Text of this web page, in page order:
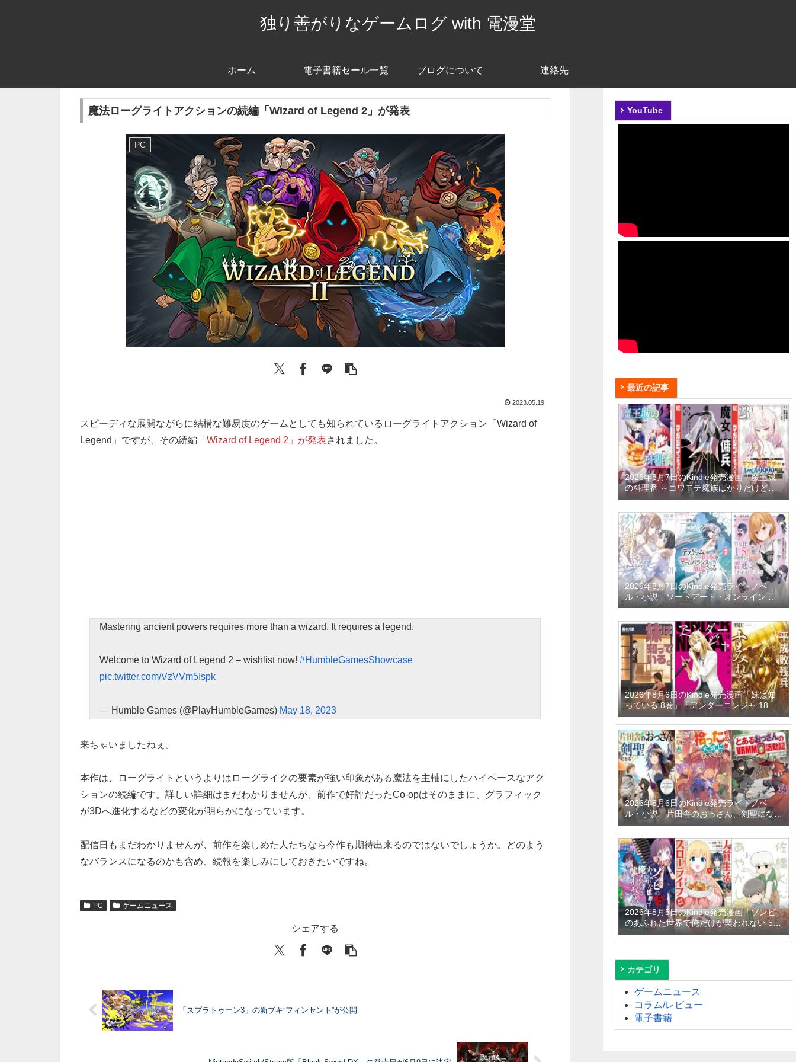
独り善がりなゲームログ with 電漫堂
ホーム 電子書籍セール一覧 ブログについて 連絡先
魔法ローグライトアクションの続編「Wizard of Legend 2」が発表
PC
2023.05.19
スピーディな展開ながらに結構な難易度のゲームとしても知られているローグライトアクション「Wizard of
Legend」ですが、その続編 「Wizard of Legend 2」が発表されました。
Mastering ancient powers requires more than a wizard. It requires a legend.
Welcome to Wizard of Legend 2 – wishlist now! #HumbleGamesShowcase
pic.twitter.com/VzVVm5Ispk
— Humble Games (@PlayHumbleGames) May 18, 2023
来ちゃいましたねぇ。
本作は、ローグライトというよりはローグライクの要素が強い印象がある魔法を主軸にしたハイペースなアク
ションの続編です。詳しい詳細はまだわかりませんが、前作で好評だったCo-opはそのままに、グラフィック
が3Dへ進化するなどの変化が明らかになっています。
配信日もまだわかりませんが、前作を楽しめた人たちなら今作も期待出来るのではないでしょうか。どのよう
なバランスになるのかも含め、続報を楽しみにしておきたいですね。
PC ゲームニュース
シェアする
「スプラトゥーン3」の新ブキ”フィンセント”が公開
YouTube
最近の記事
2026年8月7日のKindle発売漫画「魔王城
の料理番 ～コワモテ魔族ばかりだけど、
ホワイトな職場です～ 6巻」「魔女と傭兵
9巻」「信じていた仲間達にダンジョン奥
地で殺されかけたがギフト『無限ガチャ』
でレベル9999の仲間達を手に入れて元パ
ーティーメンバーと世界に復讐＆『ざま
ぁ！』します！ 23巻」など
2026年8月7日のKindle発売ライトノベ
ル・小説「ソードアート・オンライン マ
テリアル1 シュガーリィ・デイズ」「デス
ゲームに巻き込まれた山本さん、気ままに
ゲームバランスを崩壊させる 7巻」「男女
比1：5の世界でも普通に生きられると思
った？6 ～激重感情な彼女たちが無自覚男
子に翻弄されたら～」など
2026年8月6日のKindle発売漫画「妹は知
っている 8巻」「アンダーニンジャ 18
巻」「平成敗残兵すみれちゃん 11巻」な
ど
2026年8月6日のKindle発売ライトノベ
ル・小説「片田舎のおっさん、剣聖になる
11 ～ただの田舎の剣術師範だったのに、
大成した弟子たちが俺を放ってくれない件
～」「拾ったものは大切にしましょう ～
子狼に気に入られた男の転移物語～ 6巻」
「とあるおっさんのVRMMO活動記 34
巻」など
2026年8月5日のKindle発売漫画「ゾンビ
のあふれた世界で俺だけが襲われない 5
巻」「人質生活から始めるスローライフ
おかわり！ 1巻」「佐橋くんのあやかし日
カテゴリ
ゲームニュース
コラム/レビュー
電子書籍